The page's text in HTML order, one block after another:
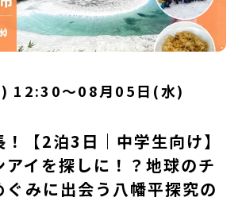
の前日＜7月3日＞から、【キャンセルのご連
く旅行代金】・21日目にあたる日以前：無
％・7日目-2日目：30％・プログラム開始日
始後の解除：100％・催行中止について天候な
催を見合わせる可能性があります。その場合
前までにご連絡いたします。又、最少催行人数
、開催日3週間前までに催行中止の旨をメール
。・よくあるご質問その他、よくあるご質問
確認ください。運営団体について＜プログラ
地域・教育魅力化プラットフォーム＞「意志
続可能な地域・社会をつくる」というビジョ
に島根県に設立した教育事業団体です。日本
ップアップ説明会プログラムの内容を詳しく
込みを迷われている方向けにZoomでのオン
。知りたい情報のレベルに合わせて、以下の2
ください。【STEP 1】全体オンライン説明会
開中！）〜まずは「おためし地域留学」を知
20以上の地域から選んで参加できる「おため
凝縮したアーカイブ動画をご覧いただけま
の不安や、事務局のサポート体制、安全面に
youtu.be/Yt8nd04aNgA?
【STEP 2】平取町プログラム説明会〜
体的に深掘りしたい方へ〜全体説明を聞いた
具体的に何をするの？」「どんな町なの？」
る説明会です。平取町ならではの豊かな文化
のおすすめポイント体験プログラム内容（予
）「オリエンテーション・自己紹介ワーク」
」 -先人の知恵と夢を体験「砂金堀」 -川
-大樹高校の特徴を知る学校体験 -高校生
力を体験①」 -大樹町ならではのランチ＆ス
町の魅力を体験②」 -大樹町宇宙交流センタ
ケットを飛ばしてみよう！「みんなで
地元の高校生、町の大人たちと交流＜3日目
り返りワーク」 -みんなで振り返り対話「牧
ドワーク」 -牧場見学・搾乳体験・動物と触
産タイム」（PM） 14：00頃プログラム終
15：00頃に到着予定です。※天候の状況や参
人たちがずっと大切にしてきたものがありま
「武士の道」を歩く昔、武士たちがまちを守る
（いずみふもと）武家屋敷群」。今も残る約
んどに、今も人が住んでいます。400年前の武
の足で歩く。まるで、まち全体がタイムカプ
イブ！目の前に広がる八代海（やつしろか
式海岸。海に沈む夕日は一生に一度は見てお
工業高校は、「建築科」と「機械電気科」の2
電気工作、建物のデザインにチャレンジでき
づくりコンテスト」の木材加工部門で九州大
たちの実力はホンモノ！この旅では自分の手
体験。金属を削ったり、電気を組んだり、木
ロの機械にさわれる高校で&quot;自分の手
チャレンジ。夜には自分だけの「竹灯籠（た
12:30〜08月05日(水)
【2泊3日｜中学生向け】
イを探しに！？地球のチ
ぐみに出会う八幡平探究の